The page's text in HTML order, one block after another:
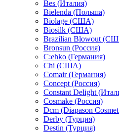
Bes (Италия)
Bielenda (Польша)
Biolage (США)
Biosilk (США)
Brazilian Blowout
Bronsun (Россия)
C:ehko (Германия)
Chi (США)
Comair (Германия)
Concept (Россия)
Constant Delight
Cosmake (Россия)
Dcm (Diapason
Derby (Турция)
Destin (Турция)